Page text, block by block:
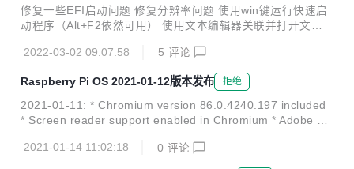
修复一些EFI启动问题 修复分辨率问题 使用win键运行快速启
动程序（Alt+F2依然可用） 使用文本编辑器关联并打开文本
用 如果网络可用，跳过启动诸如pxe, etc等服务 禁用DNS代
2022-03-02 09:07:58 5 评论
Raspberry Pi OS 2021-01-12版本发布 拒绝
2021-01-11: * Chromium version 86.0.4240.197 included
* Screen reader support enabled in Chromium * Adobe ha
atch 2 required Flash, so it has been removed * Added Ep
2021-01-14 11:02:18 0 评论